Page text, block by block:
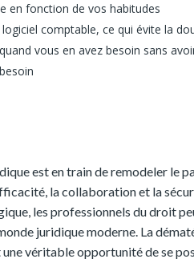
en fonction de vos habitudes
comptable, ce qui évite la
vous en avez besoin sans
est en train de remodeler le
la collaboration et la
les professionnels du droit
juridique moderne. La
véritable opportunité de se